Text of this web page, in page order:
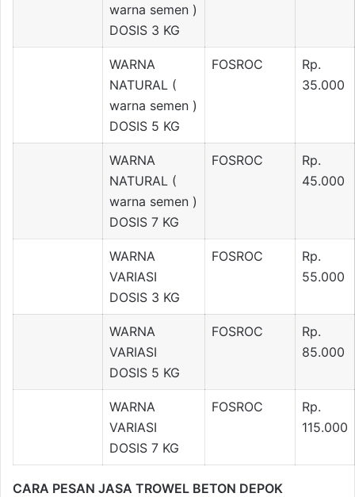
warna semen )
DOSIS 3 KG
WARNA
NATURAL (
warna semen )
DOSIS 5 KG
FOSROC
Rp.
35.000
WARNA
NATURAL (
warna semen )
DOSIS 7 KG
FOSROC
Rp.
45.000
WARNA
VARIASI
DOSIS 3 KG
FOSROC
Rp.
55.000
WARNA
VARIASI
DOSIS 5 KG
FOSROC
Rp.
85.000
WARNA
VARIASI
DOSIS 7 KG
FOSROC
Rp.
115.000
CARA PESAN JASA TROWEL BETON DEPOK